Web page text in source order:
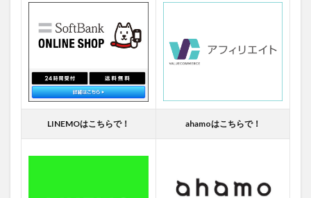
LINEMOはこちらで！ ahamoはこちらで！